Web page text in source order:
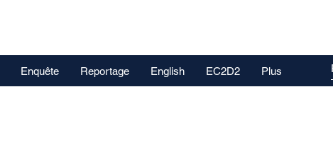
Enquête Reportage English EC2D2 Plus